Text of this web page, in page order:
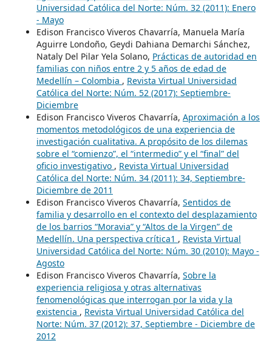
Universidad Católica del Norte: Núm. 32 (2011): Enero
- Mayo
Edison Francisco Viveros Chavarría, Manuela María
Aguirre Londoño, Geydi Dahiana Demarchi Sánchez,
Nataly Del Pilar Yela Solano, Prácticas de autoridad en
familias con niños entre 2 y 5 años de edad de
Medellín – Colombia , Revista Virtual Universidad
Católica del Norte: Núm. 52 (2017): Septiembre-
Diciembre
Edison Francisco Viveros Chavarría, Aproximación a los
momentos metodológicos de una experiencia de
investigación cualitativa. A propósito de los dilemas
sobre el “comienzo”, el “intermedio” y el “final” del
oficio investigativo , Revista Virtual Universidad
Católica del Norte: Núm. 34 (2011): 34, Septiembre-
Diciembre de 2011
Edison Francisco Viveros Chavarría, Sentidos de
familia y desarrollo en el contexto del desplazamiento
de los barrios “Moravia” y “Altos de la Virgen” de
Medellín. Una perspectiva crítica1 , Revista Virtual
Universidad Católica del Norte: Núm. 30 (2010): Mayo -
Agosto
Edison Francisco Viveros Chavarría, Sobre la
experiencia religiosa y otras alternativas
fenomenológicas que interrogan por la vida y la
existencia , Revista Virtual Universidad Católica del
Norte: Núm. 37 (2012): 37, Septiembre - Diciembre de
2012